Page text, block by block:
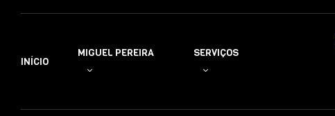
INÍCIO
MIGUEL PEREIRA SERVIÇOS